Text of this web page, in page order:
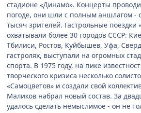
стадионе «Динамо». Концерты
погоде, они шли с полным аншлагом -
тысяч зрителей. Гастрольные поездки
охватывали более 30 городов СССР:
Тбилиси, Ростов, Куйбышев, Уфа,
гастролях, выступали на огромных
спорта. В 1975 году, на пике
творческого кризиса несколько
«Самоцветов» и создали свой
Маликов набрал новый состав. За
удалось сделать немыслимое - он не